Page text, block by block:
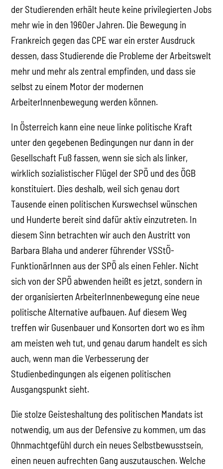
der Studierenden erhält heute keine privilegierten Jobs
mehr wie in den 1960er Jahren. Die Bewegung in
Frankreich gegen das CPE war ein erster Ausdruck
dessen, dass Studierende die Probleme der Arbeitswelt
mehr und mehr als zentral empfinden, und dass sie
selbst zu einem Motor der modernen
ArbeiterInnenbewegung werden können.
In Österreich kann eine neue linke politische Kraft
unter den gegebenen Bedingungen nur dann in der
Gesellschaft Fuß fassen, wenn sie sich als linker,
wirklich sozialistischer Flügel der SPÖ und des ÖGB
konstituiert. Dies deshalb, weil sich genau dort
Tausende einen politischen Kurswechsel wünschen
und Hunderte bereit sind dafür aktiv einzutreten. In
diesem Sinn betrachten wir auch den Austritt von
Barbara Blaha und anderer führender VSStÖ-
FunktionärInnen aus der SPÖ als einen Fehler. Nicht
sich von der SPÖ abwenden heißt es jetzt, sondern in
der organisierten ArbeiterInnenbewegung eine neue
politische Alternative aufbauen. Auf diesem Weg
treffen wir Gusenbauer und Konsorten dort wo es ihm
am meisten weh tut, und genau darum handelt es sich
auch, wenn man die Verbesserung der
Studienbedingungen als eigenen politischen
Ausgangspunkt sieht.
Die stolze Geisteshaltung des politischen Mandats ist
notwendig, um aus der Defensive zu kommen, um das
Ohnmachtgefühl durch ein neues Selbstbewusstsein,
einen neuen aufrechten Gang auszutauschen. Welche